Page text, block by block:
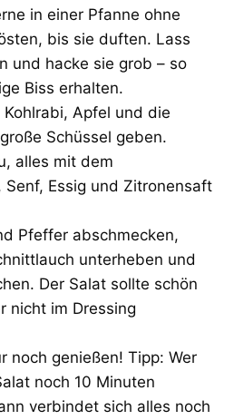
in einer Pfanne ohne
bis sie duften. Lass
und hacke sie grob – so
Biss erhalten.
Apfel und die
Schüssel geben.
alles mit dem
Senf, Essig und Zitronensaft
Pfeffer abschmecken,
unterheben und
Der Salat sollte schön
nicht im Dressing
noch genießen! Tipp: Wer
noch 10 Minuten
verbindet sich alles noch